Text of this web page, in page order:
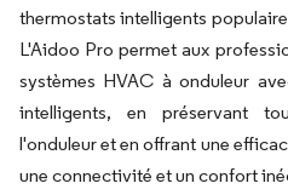
thermostats intelligents
L'Aidoo Pro permet aux
systèmes HVAC à onduleur
intelligents, en préservant
l'onduleur et en offrant une
une connectivité et un confort